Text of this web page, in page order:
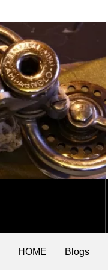
HOME Blogs